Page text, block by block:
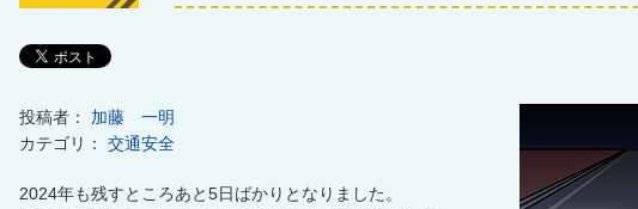
投稿者：
加藤 一明
カテゴリ： 交通安全
2024年も残すところあと5日ばかりとなりました。